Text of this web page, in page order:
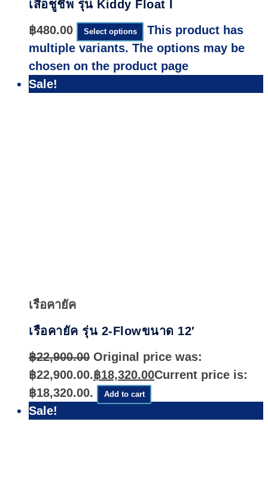
เสื้อชูชีพ รุ่น Kiddy Float I
฿480.00 Select options
This product has
multiple variants. The options may be
chosen on the product page
Sale!
เรือคายัค
เรือคายัค รุ่น 2-Flowขนาด 12′
฿22,900.00 Original price was:
฿22,900.00.฿18,320.00Current price is:
฿18,320.00.
Add to cart
Sale!